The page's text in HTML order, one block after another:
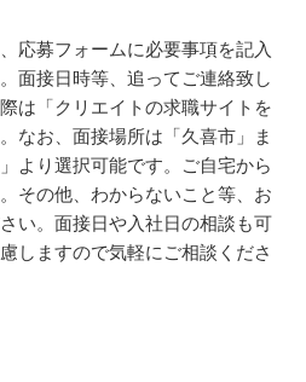
応募フォームに必要事項を記入
面接日時等、追ってご連絡致し
は「クリエイトの求職サイトを
なお、面接場所は「久喜市」ま
より選択可能です。ご自宅から
その他、わからないこと等、お
い。面接日や入社日の相談も可
しますので気軽にご相談くださ